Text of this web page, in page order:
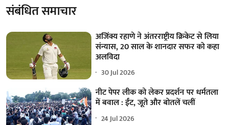
संबंधित समाचार
अजिंक्य रहाणे ने अंतरराष्ट्रीय क्रिकेट से लिया
संन्यास, 20 साल के शानदार सफर को कहा
अलविदा
30 Jul 2026
नीट पेपर लीक को लेकर प्रदर्शन पर धर्मतला
में बवाल : ईंट, जूते और बोतलें चलीं
24 Jul 2026